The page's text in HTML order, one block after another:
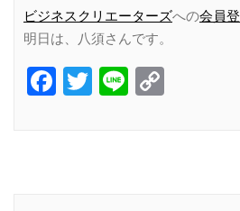
ビジネスクリエーターズへの会員
明日は、八須さんです。
Facebook
Twitter
Line